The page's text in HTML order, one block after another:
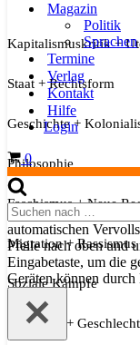
Magazin
Politik
Sprachen
Termine
Verlag
Kontakt
Hilfe
Login
Warenkorb
0
Suchen
nach …
automatischen
Pfeile nach oben und
Eingabetaste, um die
Geräten können
Kapitalismuskritik +
Staat + Rechtsform
Geschichte +
Philosophie
Faschismus + Neue
Migration + Rassismus
Soziale Kämpfe
Sexualität + Geschlecht